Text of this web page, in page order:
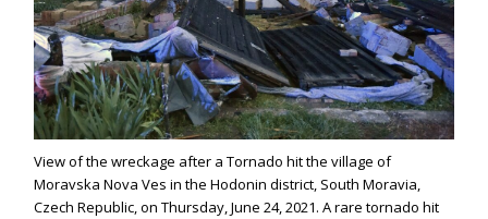
View of the wreckage after a Tornado hit the village of
Moravska Nova Ves in the Hodonin district, South Moravia,
Czech Republic, on Thursday, June 24, 2021. A rare tornado hit